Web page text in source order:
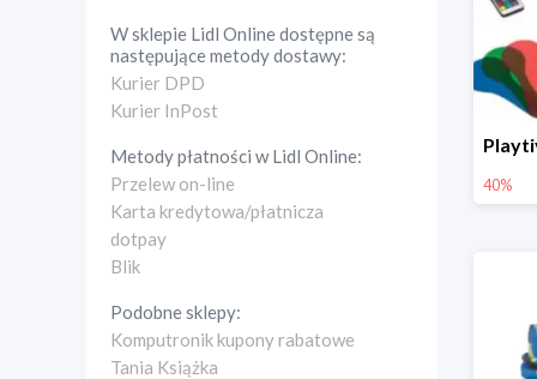
W sklepie Lidl Onlinedostępne są
następujące metody dostawy:
Kurier DPD
Kurier InPost
Metody płatności wLidl Online:
Przelew on-line
Karta kredytowa/płatnicza
dotpay
Blik
Podobne sklepy:
Komputronik kupony rabatowe
Tania Książka
40%